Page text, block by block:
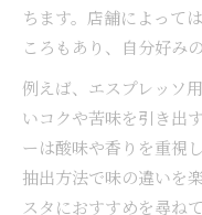
ちます。店舗によって
ころもあり、自分好み
例えば、エスプレッソ
いコクや苦味を引き出
ーは酸味や香りを重視
抽出方法で味の違いを
スタにおすすめを尋ね